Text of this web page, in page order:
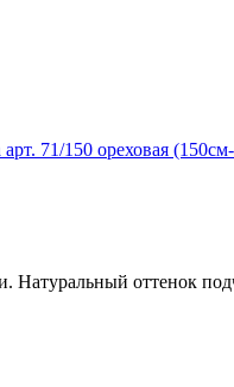
оттенок